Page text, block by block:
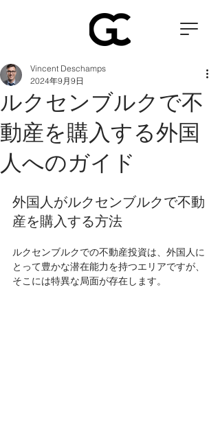
ルクセンブルクで不
動産を購入する外国
人へのガイド
Vincent Deschamps
2024年9月9日
外国人がルクセンブルクで不動
産を購入する方法
ルクセンブルクでの不動産投資は、外国人に
とって豊かな潜在能力を持つエリアですが、
そこには特異な局面が存在します。